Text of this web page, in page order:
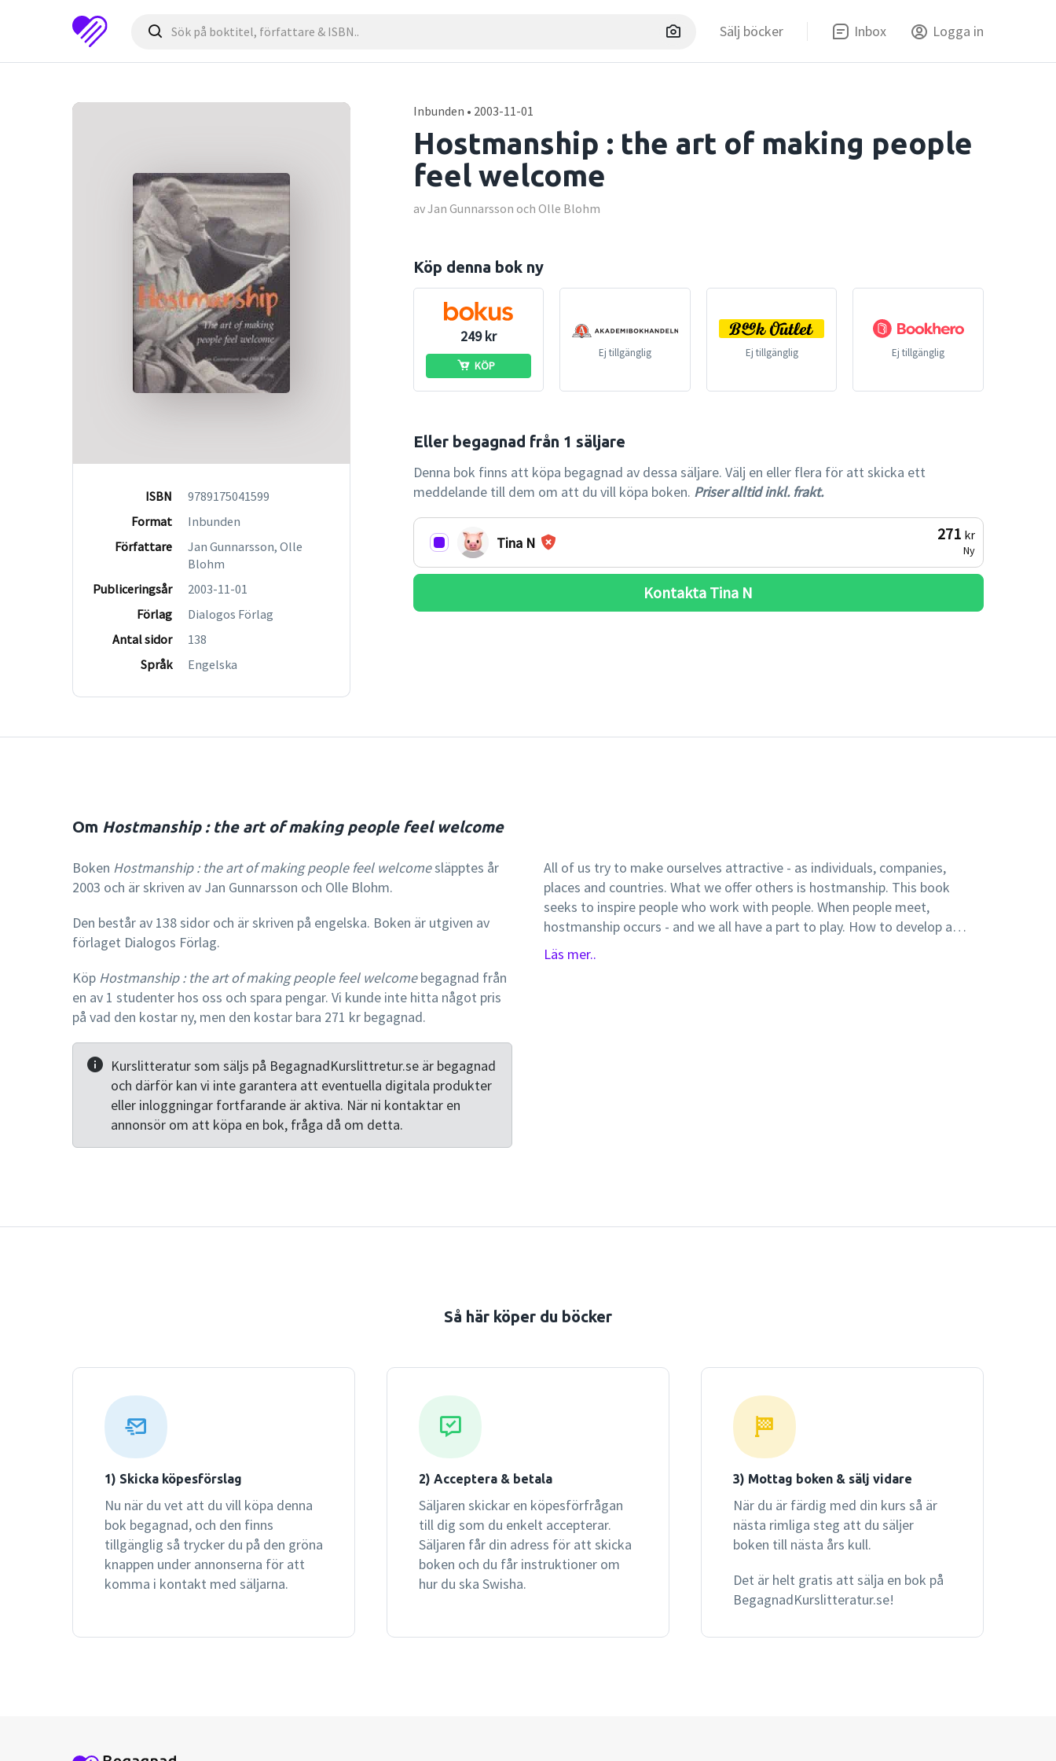
Sälj böcker Inbox Logga in
ISBN
9789175041599
Format
Inbunden
Författare
Jan Gunnarsson, Olle
Blohm
Publiceringsår
2003-11-01
Förlag
Dialogos Förlag
Antal sidor
138
Språk
Engelska
Inbunden • 2003-11-01
Hostmanship : the art of making people
feel welcome
av Jan Gunnarsson och Olle Blohm
Köp denna bok ny
249 kr
KÖP
Ej tillgänglig Ej tillgänglig Ej tillgänglig
Denna bok finns att köpa begagnad av dessa säljare. Välj en eller flera för att skicka ett
meddelande till dem om att du vill köpa boken. Priser alltid inkl. frakt.
Tina N 271 kr
Ny
Kontakta Tina N
Om Hostmanship : the art of making people feel welcome
Boken Hostmanship : the art of making people feel welcomesläpptes år
2003 och är skriven av Jan Gunnarsson och Olle Blohm.
Den består av 138 sidor och är skriven på engelska. Boken är utgiven av
förlaget Dialogos Förlag.
Köp Hostmanship : the art of making people feel welcomebegagnad från
en av 1 studenter hos oss och spara pengar. Vi kunde inte hitta något pris
på vad den kostar ny, men den kostar bara 271 kr begagnad.
Kurslitteratur som säljs på BegagnadKurslittretur.se är begagnad
och därför kan vi inte garantera att eventuella digitala produkter
eller inloggningar fortfarande är aktiva. När ni kontaktar en
annonsör om att köpa en bok, fråga då om detta.
All of us try to make ourselves attractive - as individuals, companies,
places and countries. What we offer others is hostmanship. This book
seeks to inspire people who work with people. When people meet,
hostmanship occurs - and we all have a part to play. How to develop a
sense of pride, become more attractive and grow more profitable are
Läs mer..
Så här köper du böcker
1) Skicka köpesförslag
Nu när du vet att du vill köpa denna
bok begagnad, och den finns
tillgänglig så trycker du på den gröna
knappen under annonserna för att
komma i kontakt med säljarna.
2) Acceptera & betala
Säljaren skickar en köpesförfrågan
till dig som du enkelt accepterar.
Säljaren får din adress för att skicka
boken och du får instruktioner om
hur du ska Swisha.
3) Mottag boken & sälj vidare
När du är färdig med din kurs så är
nästa rimliga steg att du säljer
boken till nästa års kull.
Det är helt gratis att sälja en bok på
BegagnadKurslitteratur.se!